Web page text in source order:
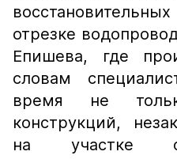
отрезке
Епишева, где
словам
время не
конструкций,
на участке